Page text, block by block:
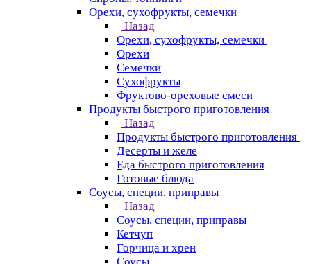
Орехи, сухофрукты, семечки
Назад
Орехи, сухофрукты, семечки
Орехи
Семечки
Сухофрукты
Фруктово-ореховые смеси
Продукты быстрого приготовления
Назад
Продукты быстрого приготовления
Десерты и желе
Еда быстрого приготовления
Готовые блюда
Соусы, специи, приправы
Назад
Соусы, специи, приправы
Кетчуп
Горчица и хрен